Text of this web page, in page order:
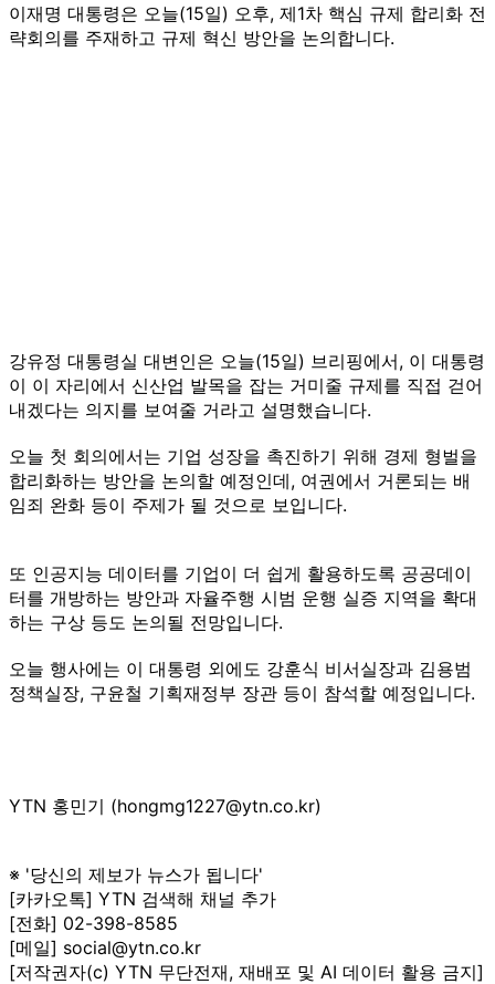
이재명 대통령은 오늘(15일) 오후, 제1차 핵심 규제 합리화 전
략회의를 주재하고 규제 혁신 방안을 논의합니다.
강유정 대통령실 대변인은 오늘(15일) 브리핑에서, 이 대통령
이 이 자리에서 신산업 발목을 잡는 거미줄 규제를 직접 걷어
내겠다는 의지를 보여줄 거라고 설명했습니다.
오늘 첫 회의에서는 기업 성장을 촉진하기 위해 경제 형벌을
합리화하는 방안을 논의할 예정인데, 여권에서 거론되는 배
임죄 완화 등이 주제가 될 것으로 보입니다.
또 인공지능 데이터를 기업이 더 쉽게 활용하도록 공공데이
터를 개방하는 방안과 자율주행 시범 운행 실증 지역을 확대
하는 구상 등도 논의될 전망입니다.
오늘 행사에는 이 대통령 외에도 강훈식 비서실장과 김용범
정책실장, 구윤철 기획재정부 장관 등이 참석할 예정입니다.
YTN 홍민기 (hongmg1227@ytn.co.kr)
※ '당신의 제보가 뉴스가 됩니다'
[카카오톡] YTN 검색해 채널 추가
[전화] 02-398-8585
[메일] social@ytn.co.kr
[저작권자(c) YTN 무단전재, 재배포 및 AI 데이터 활용 금지]